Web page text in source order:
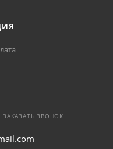
ЗАКАЗАТЬ ЗВОНОК